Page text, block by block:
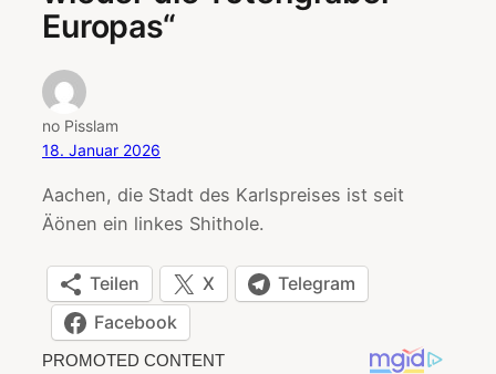
Europas“
no Pisslam
18. Januar 2026
Aachen, die Stadt des Karlspreises ist seit
Äönen ein linkes Shithole.
Teilen X
Telegram
Facebook